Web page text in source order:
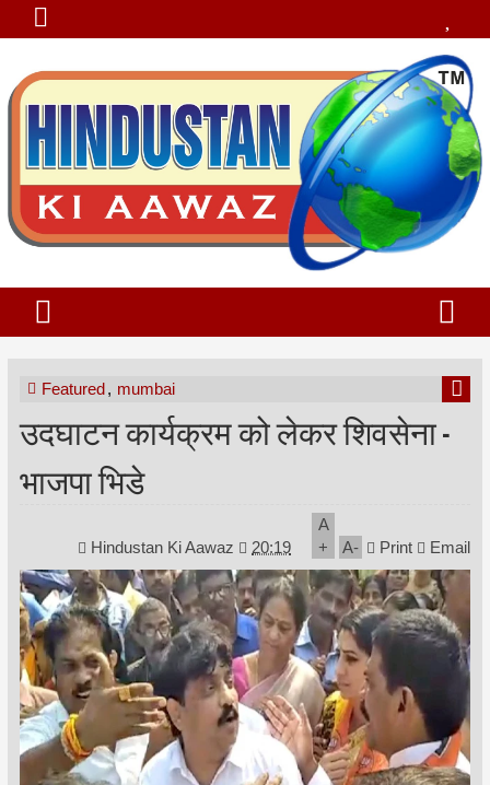
Featured, mumbai
उदघाटन कार्यक्रम को लेकर शिवसेना -
भाजपा भिडे
Hindustan Ki Aawaz 20:19
A
+
A- Print Email